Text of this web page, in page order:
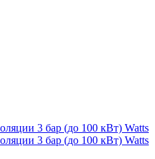
3 бар (до 100 кВт) Watts
3 бар (до 100 кВт) Watts